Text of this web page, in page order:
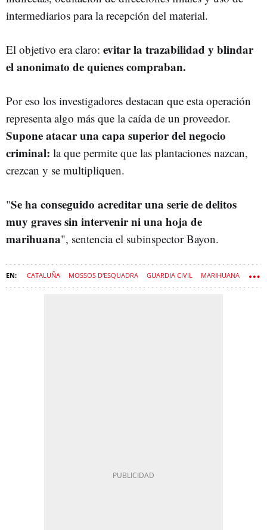
intermediarios para la recepción del material.
El objetivo era claro: evitar la trazabilidad y blindar
el anonimato de quienes compraban.
Por eso los investigadores destacan que esta operación
representa algo más que la caída de un proveedor.
Supone atacar una capa superior del negocio
criminal: la que permite que las plantaciones nazcan,
crezcan y se multipliquen.
"Se ha conseguido acreditar una serie de delitos
muy graves sin intervenir ni una hoja de
marihuana", sentencia el subinspector Bayon.
CATALUÑA MOSSOS D'ESQUADRA GUARDIA CIVIL MARIHUANA